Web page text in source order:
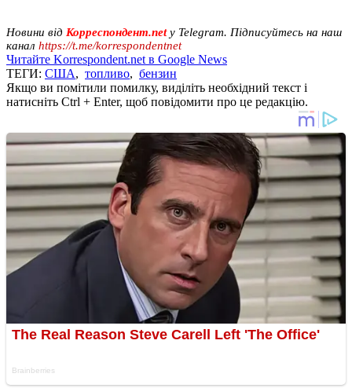
Новини від Корреспондент.netу Telegram. Підписуйтесь на наш
канал https://t.me/korrespondentnet
Читайте Korrespondent.net в Google News
ТЕГИ: США, топливо, бензин
Якщо ви помітили помилку, виділіть необхідний текст і
натисніть Ctrl + Enter, щоб повідомити про це редакцію.